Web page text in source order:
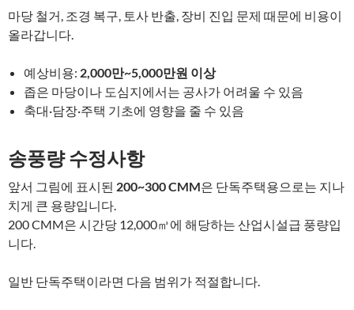
마당 철거, 조경 복구, 토사 반출, 장비 진입 문제 때문에 비용이
올라갑니다.
예상비용: 2,000만~5,000만원 이상
좁은 마당이나 도심지에서는 공사가 어려울 수 있음
축대·담장·주택 기초에 영향을 줄 수 있음
송풍량 수정사항
앞서 그림에 표시된 200~300 CMM은 단독주택용으로는 지나
치게 큰 용량입니다.
200 CMM은 시간당 12,000㎥에 해당하는 산업시설급 풍량입
니다.
일반 단독주택이라면 다음 범위가 적절합니다.